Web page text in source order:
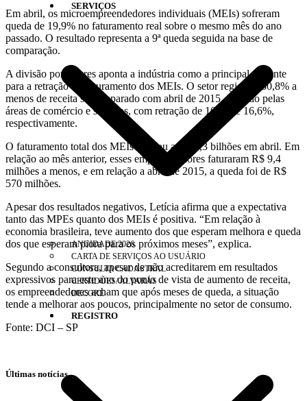
SERVIÇOS
ANUIDADE 2026
CARTA DE SERVIÇOS AO USUÁRIO
CONSULTA CADASTRAL
CERTIDÕES/ ALVARÁS
DECORE
REGISTRO
Em abril, os microempreendedores individuais (MEIs) sofreram
queda de 19,9% no faturamento real sobre o mesmo mês do ano
passado. O resultado representa a 9ª queda seguida na base de
comparação.
A divisão por setores aponta a indústria como a principal vertente
para a retração do faturamento dos MEIs. O setor registrou 30,8% a
menos de receita se comparado com abril de 2015, seguido pelas
áreas de comércio e serviços, com retração de 16,9% e 16,6%,
respectivamente.
O faturamento total dos MEIs chegou a R$ 2,3 bilhões em abril. Em
relação ao mês anterior, esses empreendedores faturaram R$ 9,4
milhões a menos, e em relação a abril de 2015, a queda foi de R$
570 milhões.
Apesar dos resultados negativos, Letícia afirma que a expectativa
tanto das MPEs quanto dos MEIs é positiva. “Em relação à
economia brasileira, teve aumento dos que esperam melhora e queda
dos que esperam piora para os próximos meses”, explica.
Segundo a consultora, apesar de não acreditarem em resultados
expressivos para este ano do ponto de vista de aumento de receita,
os empreendedores acham que após meses de queda, a situação
tende a melhorar aos poucos, principalmente no setor de consumo.
Fonte: DCI – SP
Últimas notícias